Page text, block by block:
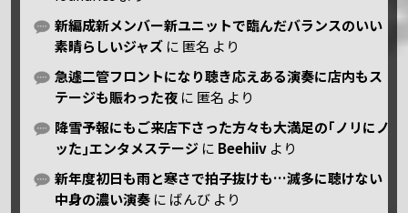
新編成新メンバー新ユニットで臨んだバランスのいい
素晴らしいジャズ に 匿名 より
急遽二管フロントになり聴き応えある演奏に店内もス
テージも賑わった夜 に 匿名 より
降雪予報にもご来店下さった方々も大満足の｢ノリにノ
ッた｣エンタメステージ に Beehiiv より
新年度初日も雨と寒さで拍子抜けも…滅多に聴けない
中身の濃い演奏 に ばんび より